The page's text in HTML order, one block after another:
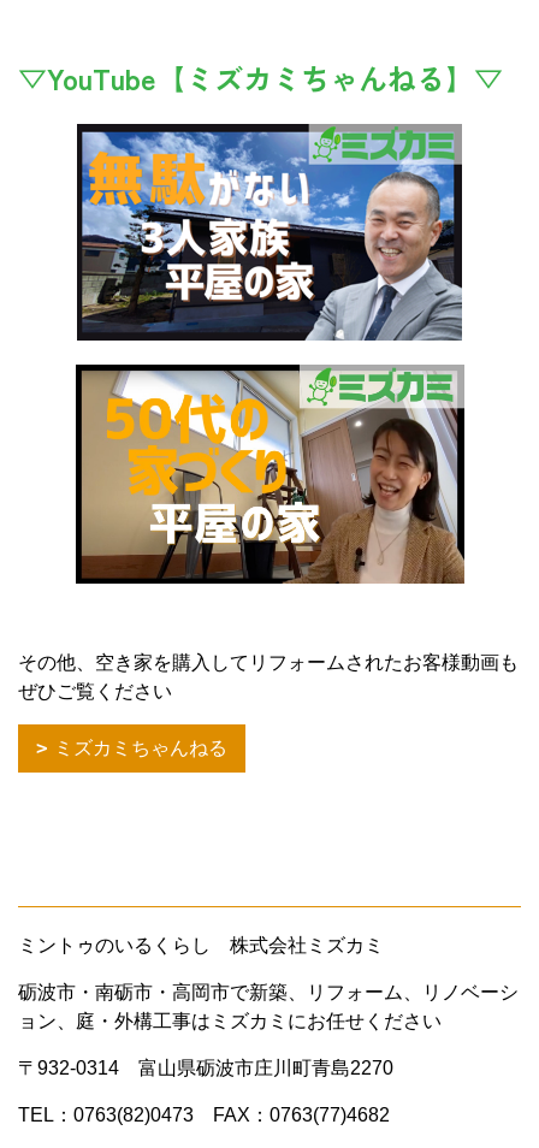
▽YouTube【ミズカミちゃんねる】▽
その他、空き家を購入してリフォームされたお客様動画も
ぜひご覧ください
ミズカミちゃんねる
ミントゥのいるくらし 株式会社ミズカミ
砺波市・南砺市・高岡市で新築、リフォーム、リノベーシ
ョン、庭・外構工事はミズカミにお任せください
〒932-0314 富山県砺波市庄川町青島2270
TEL：0763(82)0473 FAX：0763(77)4682